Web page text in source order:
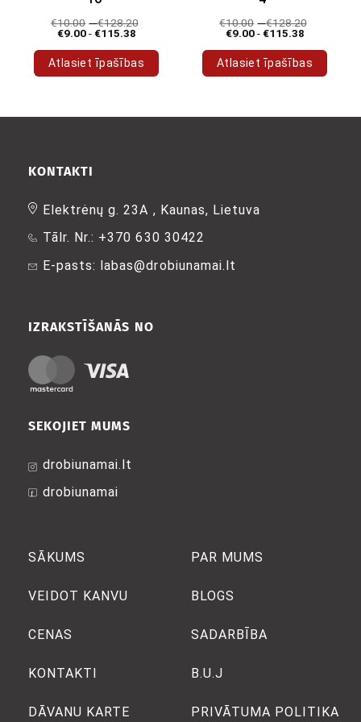
€10.00 -€128.20
€9.00-€115.38
Atlasiet īpašības
ir
izvēlēties
produkta
lapā
€10.00 -€128.20
€9.00-€115.38
Atlasiet īpašības
ir
SĀKUMS
VEIDOT KANVU
CENAS
KONTAKTI
DĀVANU KARTE
PAR MUMS
BLOGS
SADARBĪBA
B.U.J
PRIVĀTUMA POLITIKA
SEKOJIET MUMS
drobiunamai.lt
drobiunamai
IZRAKSTĪŠANĀS NO
KONTAKTI
Elektrėnų g. 23A , Kaunas, Lietuva
Tālr. Nr.: +370 630 30422
E-pasts: labas@drobiunamai.lt